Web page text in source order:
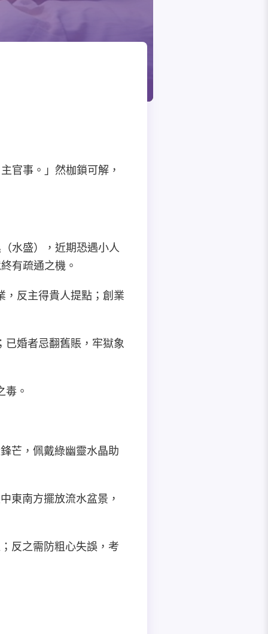
官事。」然枷鎖可解，
水盛），近期恐遇小人
有疏通之機。
，反主得貴人提點；創業
已婚者忌翻舊賬，牢獄象
毒。
芒，佩戴綠幽靈水晶助
東南方擺放流水盆景，
反之需防粗心失誤，考